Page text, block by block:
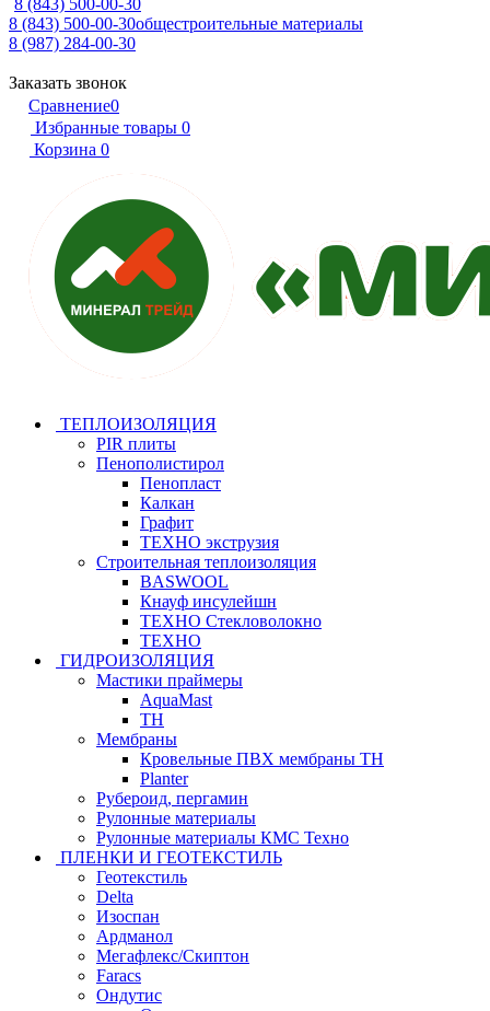
8 (843) 500-00-30
8 (843) 500-00-30общестроительные материалы
8 (987) 284-00-30
Заказать звонок
Сравнение0
Избранные товары 0
Корзина 0
ТЕПЛОИЗОЛЯЦИЯ
PIR плиты
Пенополистирол
Пенопласт
Калкан
Графит
ТЕХНО экструзия
Строительная теплоизоляция
BASWOOL
Кнауф инсулейшн
ТЕХНО Стекловолокно
ТЕХНО
ГИДРОИЗОЛЯЦИЯ
Мастики праймеры
AquaMast
ТН
Мембраны
Кровельные ПВХ мембраны ТН
Planter
Рубероид, пергамин
Рулонные материалы
Рулонные материалы КМС Техно
ПЛЕНКИ И ГЕОТЕКСТИЛЬ
Геотекстиль
Delta
Изоспан
Ардманол
Мегафлекс/Скиптон
Faracs
Ондутис